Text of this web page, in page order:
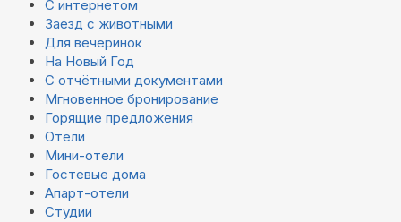
С интернетом
Заезд с животными
Для вечеринок
На Новый Год
С отчётными документами
Мгновенное бронирование
Горящие предложения
Отели
Мини-отели
Гостевые дома
Апарт-отели
Студии